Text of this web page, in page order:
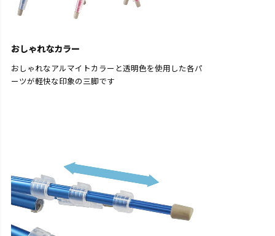
おしゃれなカラー
おしゃれなアルマイトカラーと透明色を使用した各パ
ーツが軽快な印象の三脚です